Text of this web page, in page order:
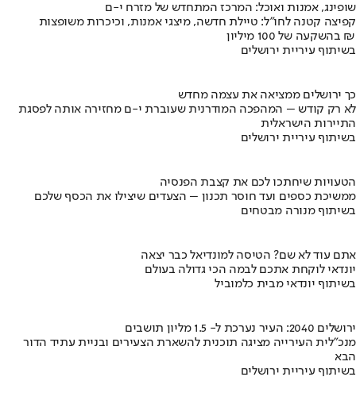
שופינג, אמנות ואוכל: המרכז המתחדש של מזרח י-ם
קפיצה קטנה לחו"ל: טיילת חדשה, מיצגי אמנות, וכיכרות משופצות
בהשקעה של 100 מיליון ₪
בשיתוף עיריית ירושלים
כך ירושלים ממציאה את עצמה מחדש
לא רק קודש – המהפכה המודרנית שעוברת י-ם מחזירה אותה לפסגת
התיירות הישראלית
בשיתוף עיריית ירושלים
הטעויות שיחתכו לכם את קצבת הפנסיה
ממשיכת כספים ועד חוסר תכנון – הצעדים שיצילו את הכסף שלכם
בשיתוף מנורה מבטחים
אתם עוד לא שם? הטיסה למונדיאל כבר יצאה
יונדאי לוקחת אתכם לבמה הכי גדולה בעולם
בשיתוף יונדאי מבית כלמוביל
ירושלים 2040: העיר נערכת ל- 1.5 מליון תושבים
מנכ"לית העירייה מציגה תוכנית להשארת הצעירים ובניית עתיד הדור
הבא
בשיתוף עיריית ירושלים